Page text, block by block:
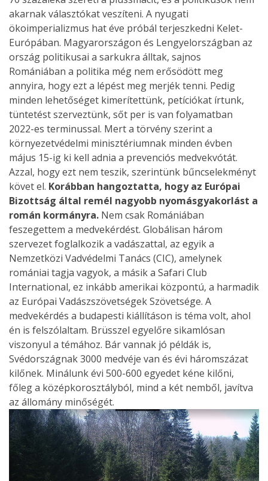
akarnak választókat veszíteni. A nyugati
ökoimperializmus hat éve próbál terjeszkedni Kelet-
Európában. Magyarországon és Lengyelországban az
ország politikusai a sarkukra álltak, sajnos
Romániában a politika még nem erősödött meg
annyira, hogy ezt a lépést meg merjék tenni. Pedig
minden lehetőséget kimerítettünk, petíciókat írtunk,
tüntetést szerveztünk, sőt per is van folyamatban
2022-es terminussal. Mert a törvény szerint a
környezetvédelmi minisztériumnak minden évben
május 15-ig ki kell adnia a prevenciós medvekvótát.
Azzal, hogy ezt nem teszik, szerintünk bűncselekményt
követ el. Korábban hangoztatta, hogy az Európai
Bizottság által remél nagyobb nyomásgyakorlást a
román kormányra. Nem csak Romániában
feszegettem a medvekérdést. Globálisan három
szervezet foglalkozik a vadászattal, az egyik a
Nemzetközi Vadvédelmi Tanács (CIC), amelynek
romániai tagja vagyok, a másik a Safari Club
International, ez inkább amerikai központú, a harmadik
az Európai Vadászszövetségek Szövetsége. A
medvekérdés a budapesti kiállításon is téma volt, ahol
én is felszólaltam. Brüsszel egyelőre sikamlósan
viszonyul a témához. Bár vannak jó példák is,
Svédországnak 3000 medvéje van és évi háromszázat
kilőnek. Minálunk évi 500-600 egyedet kéne kilőni,
főleg a középkorosztályból, mind a két nemből, javítva
az állomány minőségét.